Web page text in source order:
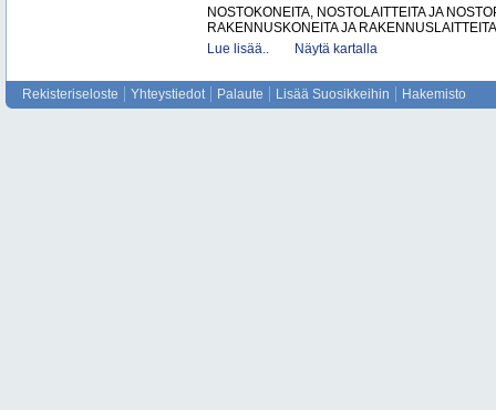
NOSTOKONEITA, NOSTOLAITTEITA JA
RAKENNUSKONEITA JA RAKENNUSLAITTEITA
Lue lisää..
Näytä kartalla
Rekisteriseloste Yhteystiedot Palaute Lisää Suosikkeihin Hakemisto